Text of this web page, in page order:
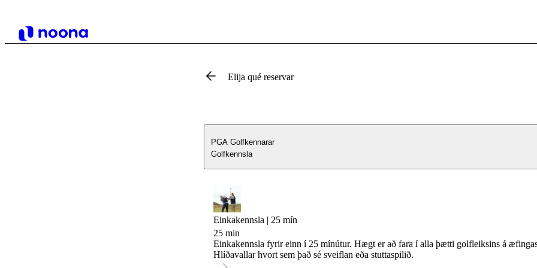
Elija qué reservar
PGA Golfkennarar
Golfkennsla
Einkakennsla | 25 mín
25 min
Einkakennsla fyrir einn í 25 mínútur. Hægt er að fara í alla þætti golfleiksins á
Hlíðavallar hvort sem það sé sveiflan eða stuttaspilið.